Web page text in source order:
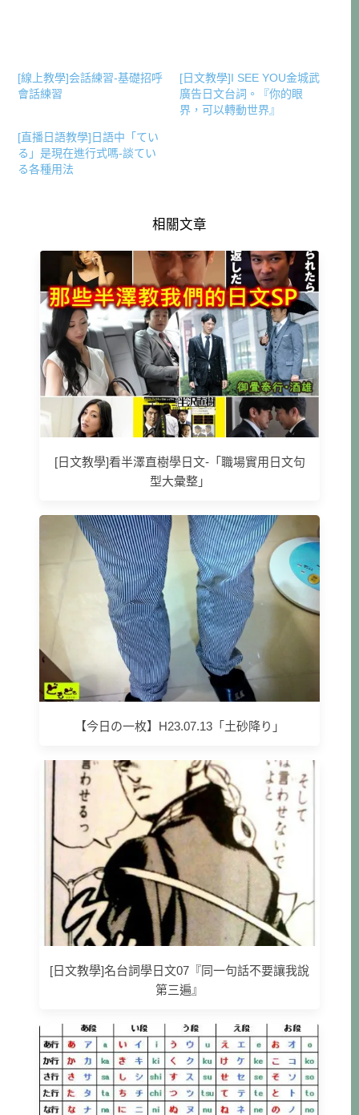
[線上教學]会話練習-基礎招呼
會話練習
[日文教學]I SEE YOU金城武
廣告日文台詞。『你的眼
界，可以轉動世界』
[直播日語教學]日語中「てい
る」是現在進行式嗎-談てい
る各種用法
相關文章
[日文教學]看半澤直樹學日文-「職場實用日文句
型大彙整」
【今日の一枚】H23.07.13「土砂降り」
[日文教學]名台詞學日文07『同一句話不要讓我說
第三遍』